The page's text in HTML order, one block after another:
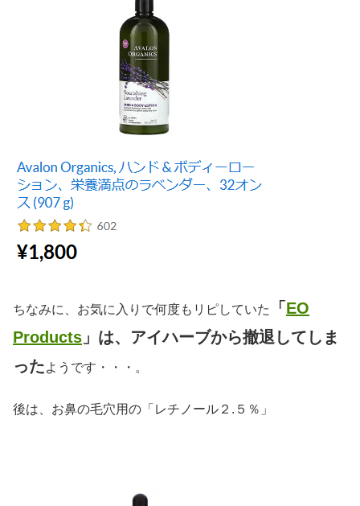
ちなみに、お気に入りで何度もリピしていた 「 EO
Products 」は、アイハーブから撤退してしま
ったようです・・・。
後は、お鼻の毛穴用の「レチノール２.５％」